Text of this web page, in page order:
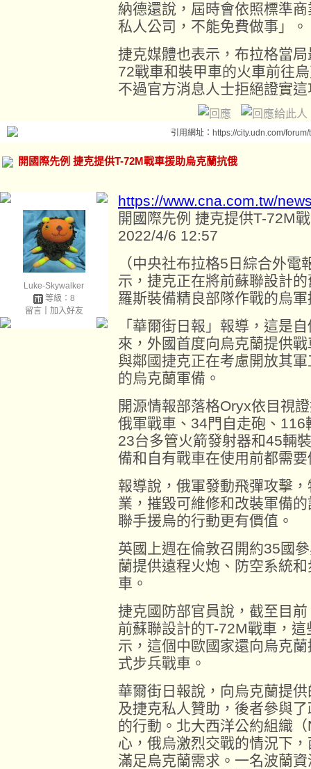
納德還說，屆時會依照標準
私人公司，不能免費做事」。
捷克媒體也表示，布拉格當
72戰車和裝甲車的火車前往
不過官方消息人士拒絕證實
引用網址：https://city.udn.com/
開國際先例 捷克提供T-72M戰車援助烏克蘭抗俄
Luke-Skywalker
等級：8
留言｜ 加入好友
https://www.cna.com.tw/
開國際先例 捷克提供T-72M
2022/4/6 12:57
（中央社布拉格5日綜合外
示，捷克正在將前蘇聯設計
羅斯裝備精良部隊作戰的烏
「華爾街日報」報導，這是
來，外國首度向烏克蘭提供
與鄰國捷克正在考慮開放其
的烏克蘭軍備。
開源情報部落格Oryx依目視
俄軍戰車、34門自走砲、
23台多管火箭發射器和45輛
備和自有戰車在使用前都需
報導說，俄軍發動飛彈攻擊
業，摧毀可維修和改裝軍備
聯手援烏的行動更有價值。
英國上週在倫敦召開約35國
蘭提供遠程火炮、防空系統
車。
捷克國防部官員說，截至目
前蘇聯設計的T-72M戰車，
示，這個中歐國家還向烏克
式步兵戰車。
華爾街日報說，向烏克蘭提
及捷克私人贊助，後者參與
的行動。北大西洋公約組織
心，俄烏激烈交戰的情況下
滿足烏克蘭需求。一名波蘭